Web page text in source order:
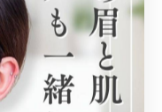
ダーとペンシルの使い
バランスを見つけるこ